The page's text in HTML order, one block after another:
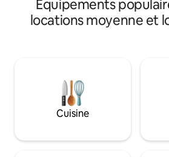
Équipements
locations moyenne et
Cuisine